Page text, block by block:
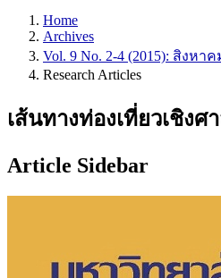
Home
Archives
Vol. 9 No. 2-4 (2015): สิงหา
Research Articles
เส้นทางท่องเที่ยวเชิง
Article Sidebar